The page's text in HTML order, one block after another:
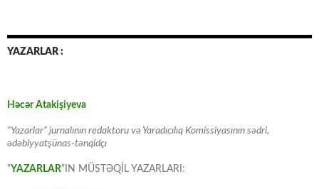
YAZARLAR :
Həcər Atakişiyeva
“Yazarlar” jurnalının redaktoru və Yaradıcılıq Komissiyasının sədri,
ədəbiyyatşünas-tənqidçı
“YAZARLAR“IN MÜSTƏQİL YAZARLARI: